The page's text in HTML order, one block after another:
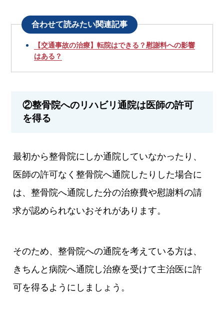
合わせて読みたい関連記事
【交通事故の治療】転院はできる？慰謝料への影響
はある？
②整骨院へのリハビリ通院は医師の許可
を得る
最初から整骨院にしか通院していなかったり、
医師の許可なく整骨院へ通院したりした場合に
は、整骨院へ通院した分の治療費や慰謝料の請
求が認められないおそれがあります。
そのため、整骨院への通院を考えている方は、
きちんと病院へ通院し治療を受けて主治医に許
可を得るようにしましょう。